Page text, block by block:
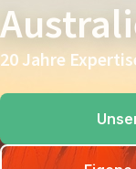
20 Jahre